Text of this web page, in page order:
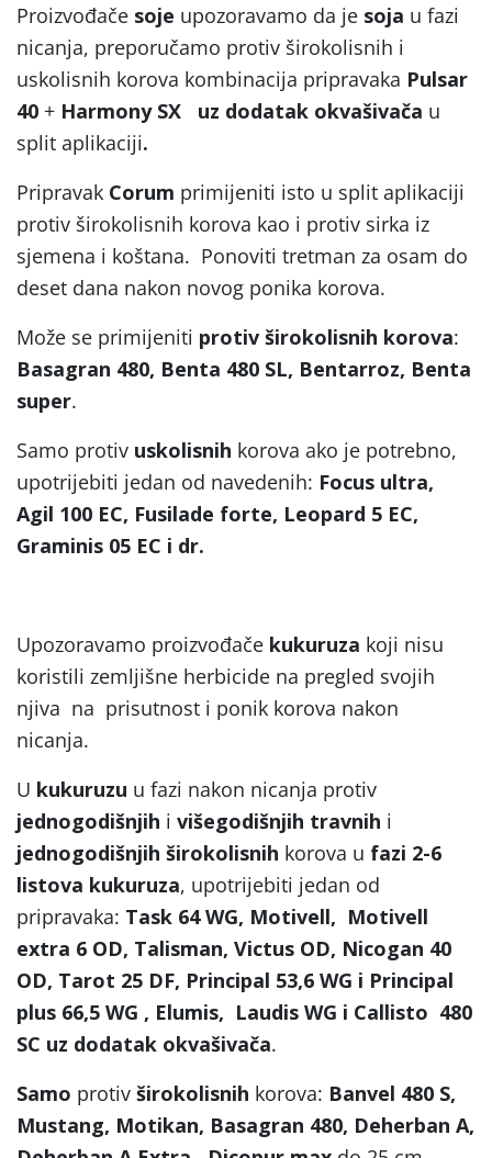
Proizvođače soje upozoravamo da je soja u fazi
nicanja, preporučamo protiv širokolisnih i
uskolisnih korova kombinacija pripravaka Pulsar
40 + Harmony SX uz dodatak okvašivača u
split aplikaciji.
Pripravak Corum primijeniti isto u split aplikaciji
protiv širokolisnih korova kao i protiv sirka iz
sjemena i koštana. Ponoviti tretman za osam do
deset dana nakon novog ponika korova.
Može se primijeniti protiv širokolisnih korova:
Basagran 480, Benta 480 SL, Bentarroz, Benta
super.
Samo protiv uskolisnih korova ako je potrebno,
upotrijebiti jedan od navedenih: Focus ultra,
Agil 100 EC, Fusilade forte, Leopard 5 EC,
Graminis 05 EC i dr.
Upozoravamo proizvođače kukuruza koji nisu
koristili zemljišne herbicide na pregled svojih
njiva na prisutnost i ponik korova nakon
nicanja.
U kukuruzu u fazi nakon nicanja protiv
jednogodišnjih i višegodišnjih travnih i
jednogodišnjih širokolisnih korova u fazi 2-6
listova kukuruza, upotrijebiti jedan od
pripravaka: Task 64 WG, Motivell, Motivell
extra 6 OD, Talisman, Victus OD, Nicogan 40
OD, Tarot 25 DF, Principal 53,6 WG i Principal
plus 66,5 WG , Elumis, Laudis WG i Callisto 480
SC uz dodatak okvašivača.
Samo protiv širokolisnih korova: Banvel 480 S,
Mustang, Motikan, Basagran 480, Deherban A,